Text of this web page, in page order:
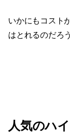
いかにもコスト
はとれるのだろ
人気のハ